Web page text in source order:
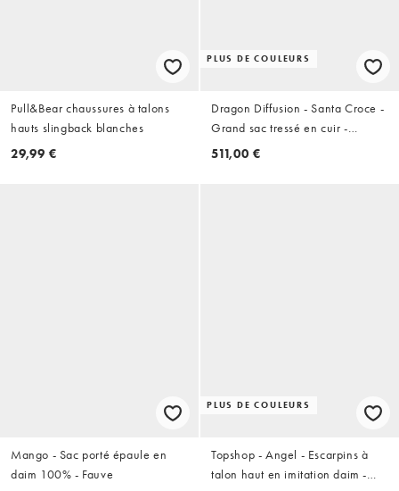
Pull&Bear chaussures à talons
hauts slingback blanches
29,99 €
PLUS DE COULEURS
Dragon Diffusion - Santa Croce -
Grand sac tressé en cuir -
Marron foncé
511,00 €
Mango - Sac porté épaule en
daim 100% - Fauve
PLUS DE COULEURS
Topshop - Angel - Escarpins à
talon haut en imitation daim -